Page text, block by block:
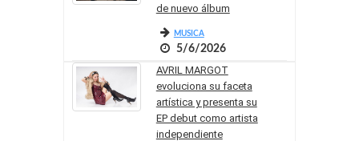
de nuevo álbum
MUSICA
5/6/2026
AVRIL MARGOT
evoluciona su faceta
artística y presenta su
EP debut como artista
independiente